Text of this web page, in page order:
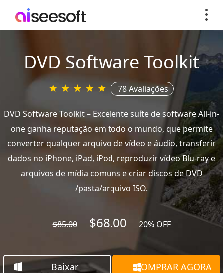
DVD Software Toolkit
78 Avaliações
DVD Software Toolkit – Excelente suíte de software All-in-
one ganha reputação em todo o mundo, que permite
converter qualquer arquivo de vídeo e áudio, transferir
dados no iPhone, iPad, iPod, reproduzir vídeo Blu-ray e
arquivos de mídia comuns e criar discos de DVD
/pasta/arquivo ISO.
$85.00 $68.00 20% OFF
Baixar COMPRAR AGORA